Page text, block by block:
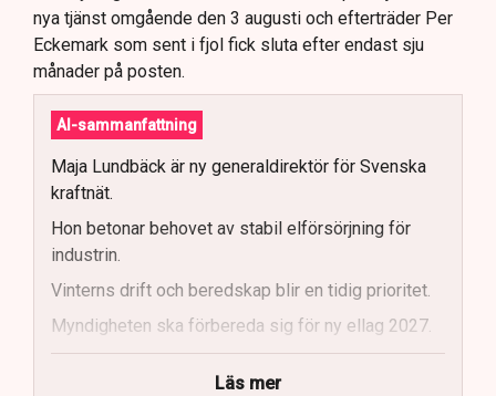
nya tjänst omgående den 3 augusti och efterträder Per
Eckemark som sent i fjol fick sluta efter endast sju
månader på posten.
AI-sammanfattning
Maja Lundbäck är ny generaldirektör för Svenska
kraftnät.
Hon betonar behovet av stabil elförsörjning för
industrin.
Vinterns drift och beredskap blir en tidig prioritet.
Myndigheten ska förbereda sig för ny ellag 2027.
Maja Lundbäck vill se en mer proaktiv
Läs mer